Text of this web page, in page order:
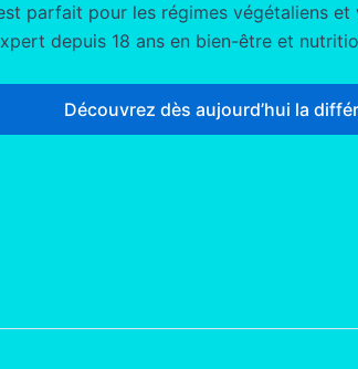
parfait pour les régimes végétaliens et
depuis 18 ans en bien-être et
Découvrez dès aujourd’hui la